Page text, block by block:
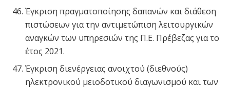
Έγκριση πραγματοποίησης δαπανών και διάθεση
πιστώσεων για την αντιμετώπιση λειτουργικών
αναγκών των υπηρεσιών της Π.Ε. Πρέβεζας για το
έτος 2021.
Έγκριση διενέργειας ανοιχτού (διεθνούς)
ηλεκτρονικού μειοδοτικού διαγωνισμού και των